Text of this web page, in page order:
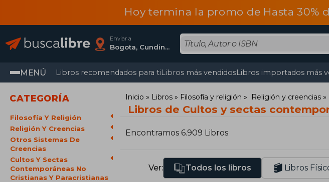
Hoy termina la promo de Hasta
Enviar a
Bogota, Cundinamarca
MENÚ Libros recomendados para tiLibros más vendidosLibros importados más
CATEGORÍA
Filosofía Y Religión
Religión Y Creencias
Otros Sistemas De
Creencias
Cultos Y Sectas
Contemporáneas No
Cristianas Y Paracristianas
Inicio Libros Filosofía y religión Religión y creencias
Libros de Cultos y sectas
Encontramos 6.909 Libros
Ver: Todos los libros Libros